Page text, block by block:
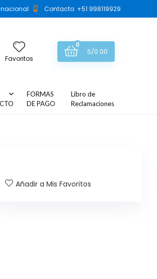
nacional Contacto: +51 998119929
Favoritos
0
S/0.00
FORMAS
DE PAGO
Libro de
Reclamaciones
Añadir a Mis Favoritos